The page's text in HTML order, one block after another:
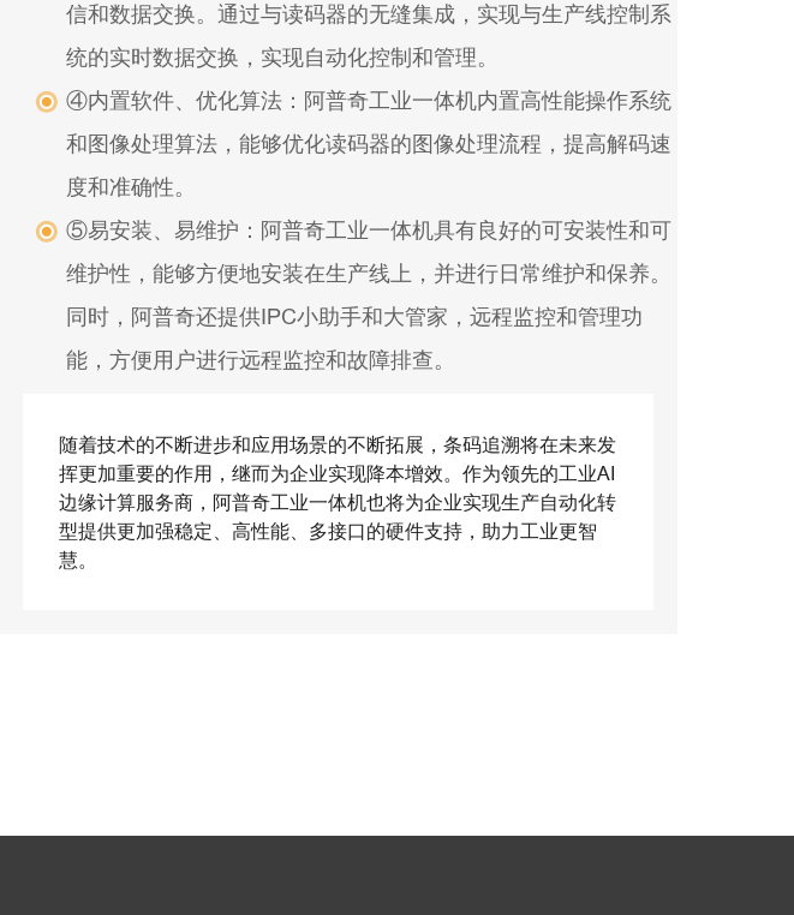
信和数据交换。通过与读码器的无缝集成，实现与生产线控制系
统的实时数据交换，实现自动化控制和管理。
④内置软件、优化算法：阿普奇工业一体机内置高性能操作系统
和图像处理算法，能够优化读码器的图像处理流程，提高解码速
度和准确性。
⑤易安装、易维护：阿普奇工业一体机具有良好的可安装性和可
维护性，能够方便地安装在生产线上，并进行日常维护和保养。
同时，阿普奇还提供IPC小助手和大管家，远程监控和管理功
能，方便用户进行远程监控和故障排查。
随着技术的不断进步和应用场景的不断拓展，条码追溯将在未来发
挥更加重要的作用，继而为企业实现降本增效。作为领先的工业AI
边缘计算服务商，阿普奇工业一体机也将为企业实现生产自动化转
型提供更加强稳定、高性能、多接口的硬件支持，助力工业更智
慧。